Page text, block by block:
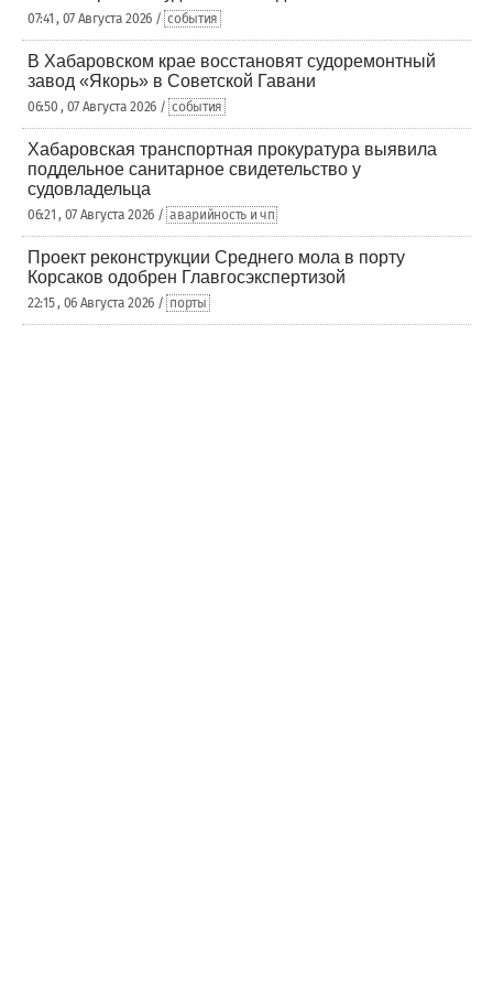
07:41 , 07 Августа 2026 / события
В Хабаровском крае восстановят судоремонтный
завод «Якорь» в Советской Гавани
06:50 , 07 Августа 2026 / события
Хабаровская транспортная прокуратура выявила
поддельное санитарное свидетельство у
судовладельца
06:21 , 07 Августа 2026 / аварийность и чп
Проект реконструкции Среднего мола в порту
Корсаков одобрен Главгосэкспертизой
22:15 , 06 Августа 2026 / порты